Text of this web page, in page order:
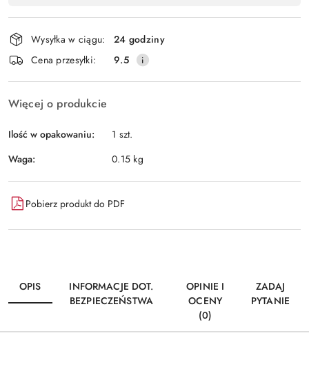
płatność
i
dostawa
Wysyłka w ciągu:
24 godziny
Cena przesyłki:
9.5
Więcej o produkcie
Ilość w opakowaniu:
1 szt.
Waga:
0.15 kg
Pobierz produkt do PDF
OPIS
INFORMACJE DOT.
BEZPIECZEŃSTWA
OPINIE I
OCENY
(0)
ZADAJ
PYTANIE